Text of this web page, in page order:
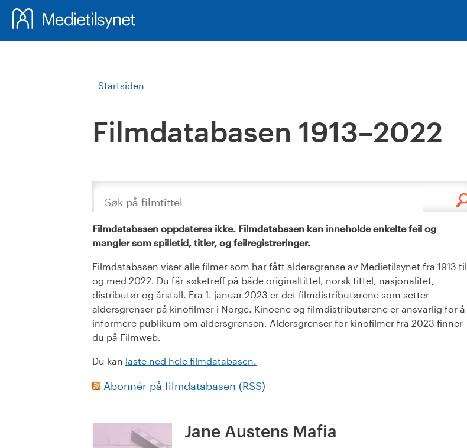
Startsiden
Filmdatabasen 1913–2022
Søk
Filmdatabasen oppdateres ikke. Filmdatabasen kan inneholde enkelte feil og
mangler som spilletid, titler, og feilregistreringer.
Filmdatabasen viser alle filmer som har fått aldersgrense av Medietilsynet fra 1913 til
og med 2022. Du får søketreff på både originaltittel, norsk tittel, nasjonalitet,
distributør og årstall. Fra 1. januar 2023 er det filmdistributørene som setter
aldersgrenser på kinofilmer i Norge. Kinoene og filmdistributørene er ansvarlig for å
informere publikum om aldersgrensen. Aldersgrenser for kinofilmer fra 2023 finner
du på Filmweb.
Du kan laste ned hele filmdatabasen.
Abonnér på filmdatabasen (RSS)
Jane Austens Mafia